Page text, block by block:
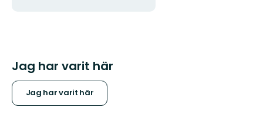
Jag har varit här
Jag har varit här